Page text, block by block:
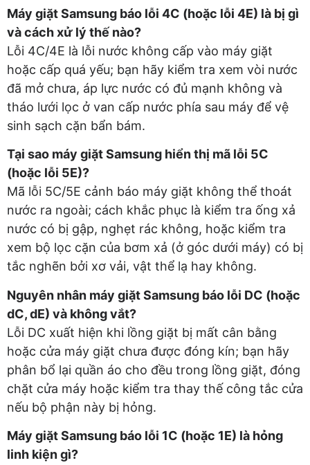
Máy giặt Samsung báo lỗi 4C (hoặc lỗi 4E) là bị gì
và cách xử lý thế nào?
Lỗi 4C/4E là lỗi nước không cấp vào máy giặt
hoặc cấp quá yếu; bạn hãy kiểm tra xem vòi nước
đã mở chưa, áp lực nước có đủ mạnh không và
tháo lưới lọc ở van cấp nước phía sau máy để vệ
sinh sạch cặn bẩn bám.
Tại sao máy giặt Samsung hiển thị mã lỗi 5C
(hoặc lỗi 5E)?
Mã lỗi 5C/5E cảnh báo máy giặt không thể thoát
nước ra ngoài; cách khắc phục là kiểm tra ống xả
nước có bị gập, nghẹt rác không, hoặc kiểm tra
xem bộ lọc cặn của bơm xả (ở góc dưới máy) có bị
tắc nghẽn bởi xơ vải, vật thể lạ hay không.
Nguyên nhân máy giặt Samsung báo lỗi DC (hoặc
dC, dE) và không vắt?
Lỗi DC xuất hiện khi lồng giặt bị mất cân bằng
hoặc cửa máy giặt chưa được đóng kín; bạn hãy
phân bổ lại quần áo cho đều trong lồng giặt, đóng
chặt cửa máy hoặc kiểm tra thay thế công tắc cửa
nếu bộ phận này bị hỏng.
Máy giặt Samsung báo lỗi 1C (hoặc 1E) là hỏng
linh kiện gì?